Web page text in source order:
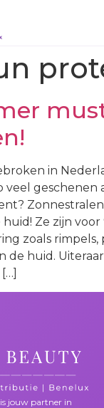
in
veel geschenen
Ze zijn voor
zoals
de huid.
jouw partner in